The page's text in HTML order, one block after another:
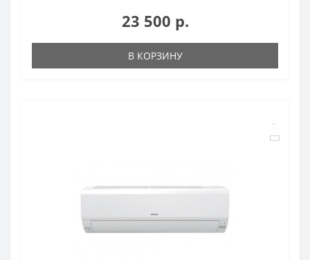
23 500 р.
В КОРЗИНУ